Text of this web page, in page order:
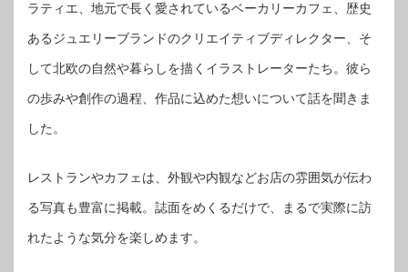
ラティエ、地元で長く愛されているベーカリーカフェ、歴史
あるジュエリーブランドのクリエイティブディレクター、そ
して北欧の自然や暮らしを描くイラストレーターたち。彼ら
の歩みや創作の過程、作品に込めた想いについて話を聞きま
した。
レストランやカフェは、外観や内観などお店の雰囲気が伝わ
る写真も豊富に掲載。誌面をめくるだけで、まるで実際に訪
れたような気分を楽しめます。